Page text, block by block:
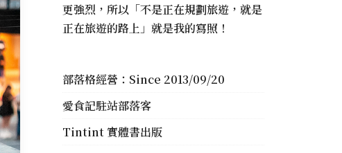
更強烈，所以「不是正在規劃旅遊，就是
正在旅遊的路上」就是我的寫照！
部落格經營：Since 2013/09/20
愛食記駐站部落客
Tintint 實體書出版